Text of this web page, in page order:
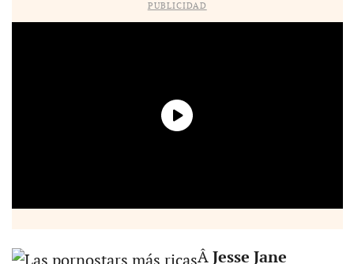
PUBLICIDAD
Â Jesse Jane